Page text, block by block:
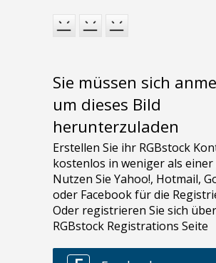
Sie müssen sich
um dieses Bild
herunterzuladen